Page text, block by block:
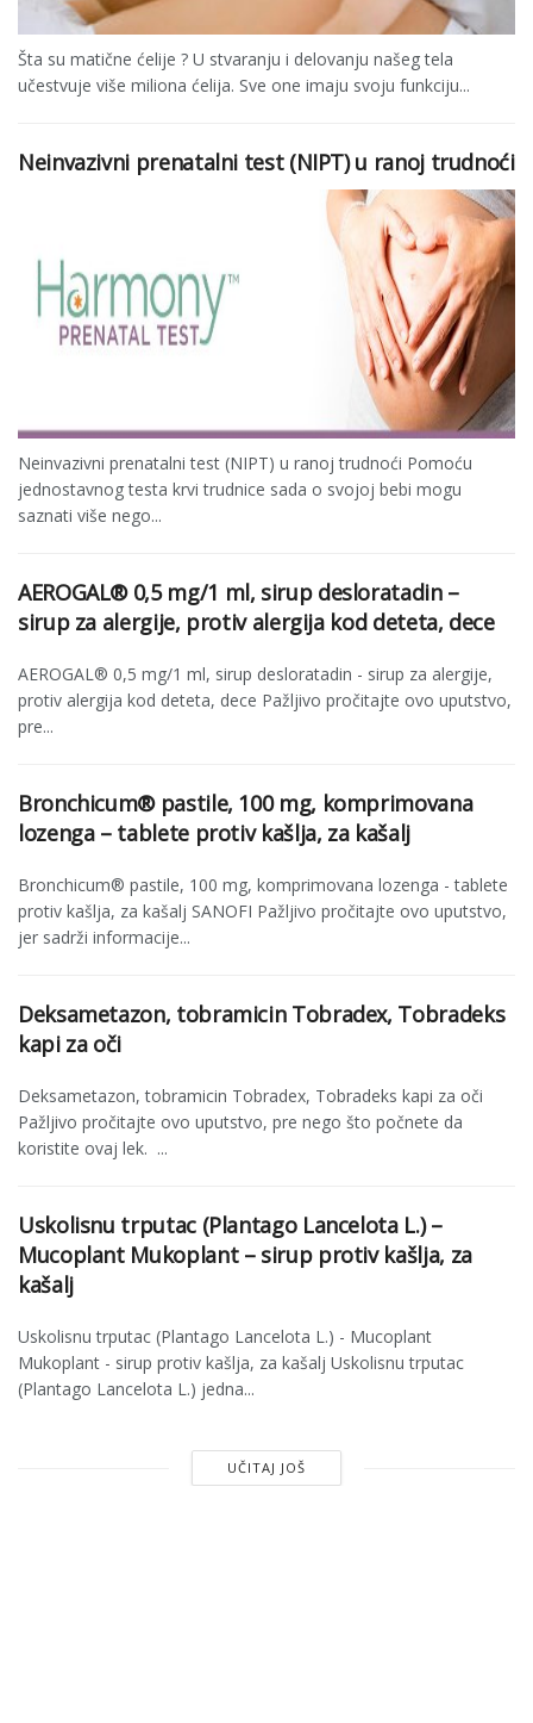
Šta su matične ćelije ? U stvaranju i delovanju našeg tela
učestvuje više miliona ćelija. Sve one imaju svoju funkciju...
Neinvazivni prenatalni test (NIPT) u ranoj trudnoći
Neinvazivni prenatalni test (NIPT) u ranoj trudnoći Pomoću
jednostavnog testa krvi trudnice sada o svojoj bebi mogu
saznati više nego...
AEROGAL® 0,5 mg/1 ml, sirup desloratadin –
sirup za alergije, protiv alergija kod deteta, dece
AEROGAL® 0,5 mg/1 ml, sirup desloratadin - sirup za alergije,
protiv alergija kod deteta, dece Pažljivo pročitajte ovo uputstvo,
pre...
Bronchicum® pastile, 100 mg, komprimovana
lozenga – tablete protiv kašlja, za kašalj
Bronchicum® pastile, 100 mg, komprimovana lozenga - tablete
protiv kašlja, za kašalj SANOFI Pažljivo pročitajte ovo uputstvo,
jer sadrži informacije...
Deksametazon, tobramicin Tobradex, Tobradeks
kapi za oči
Deksametazon, tobramicin Tobradex, Tobradeks kapi za oči
Pažljivo pročitajte ovo uputstvo, pre nego što počnete da
koristite ovaj lek. ...
Uskolisnu trputac (Plantago Lancelota L.) –
Mucoplant Mukoplant – sirup protiv kašlja, za
kašalj
Uskolisnu trputac (Plantago Lancelota L.) - Mucoplant
Mukoplant - sirup protiv kašlja, za kašalj Uskolisnu trputac
(Plantago Lancelota L.) jedna...
UČITAJ JOŠ